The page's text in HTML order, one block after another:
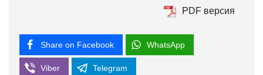
PDF версия
Share on Facebook WhatsApp
Viber Telegram